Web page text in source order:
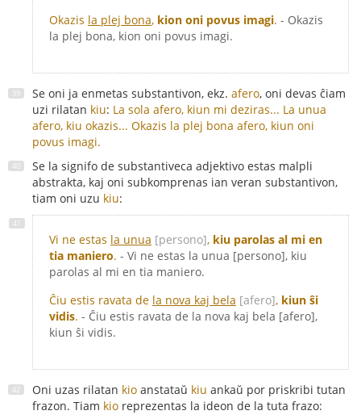
Okazis la plej bona, kion oni povus imagi. - Okazis
la plej bona, kion oni povus imagi.
Se oni ja enmetas substantivon, ekz. afero, oni devas ĉiam
uzi rilatan kiu: La sola afero, kiun mi deziras... La unua
afero, kiu okazis... Okazis la plej bona afero, kiun oni
povus imagi.
Se la signifo de substantiveca adjektivo estas malpli
abstrakta, kaj oni subkomprenas ian veran substantivon,
tiam oni uzu kiu:
Vi ne estas la unua [persono], kiu parolas al mi en
tia maniero. - Vi ne estas la unua [persono], kiu
parolas al mi en tia maniero.
Ĉiu estis ravata de la nova kaj bela [afero], kiun ŝi
vidis. - Ĉiu estis ravata de la nova kaj bela [afero],
kiun ŝi vidis.
Oni uzas rilatan kio anstataŭ kiu ankaŭ por priskribi tutan
frazon. Tiam kio reprezentas la ideon de la tuta frazo: